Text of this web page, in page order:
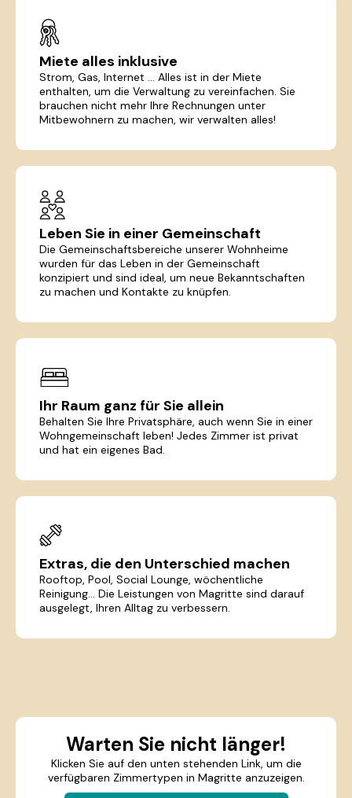
Miete alles inklusive
Strom, Gas, Internet ... Alles ist in der Miete
enthalten, um die Verwaltung zu vereinfachen. Sie
brauchen nicht mehr Ihre Rechnungen unter
Mitbewohnern zu machen, wir verwalten alles!
Leben Sie in einer Gemeinschaft
Die Gemeinschaftsbereiche unserer Wohnheime
wurden für das Leben in der Gemeinschaft
konzipiert und sind ideal, um neue Bekanntschaften
zu machen und Kontakte zu knüpfen.
Ihr Raum ganz für Sie allein
Behalten Sie Ihre Privatsphäre, auch wenn Sie in einer
Wohngemeinschaft leben! Jedes Zimmer ist privat
und hat ein eigenes Bad.
Extras, die den Unterschied machen
Rooftop, Pool, Social Lounge, wöchentliche
Reinigung... Die Leistungen von Magritte sind darauf
ausgelegt, Ihren Alltag zu verbessern.
Warten Sie nicht länger!
Klicken Sie auf den unten stehenden Link, um die
verfügbaren Zimmertypen in Magritte anzuzeigen.